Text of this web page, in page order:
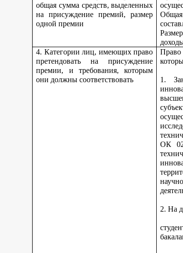
общая сумма средств, выделенных
на присуждение премий, размер
одной премии
4. Категории лиц, имеющих право
претендовать на присуждение
премии, и требования, которым
они должны соответствовать
Право
1.
ОК
2. На